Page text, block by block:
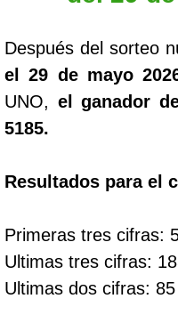
Después del sorteo
el 29 de mayo
UNO, el ganador
5185.
Resultados para el
Primeras tres cifras:
Ultimas tres cifras:
Ultimas dos cifras: 85